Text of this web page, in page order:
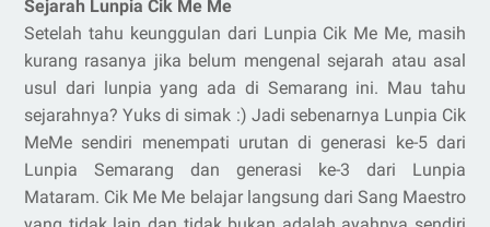
Sejarah Lunpia Cik Me Me
Setelah tahu keunggulan dari Lunpia Cik Me Me, masih
kurang rasanya jika belum mengenal sejarah atau asal
usul dari lunpia yang ada di Semarang ini. Mau tahu
sejarahnya? Yuks di simak :) Jadi sebenarnya Lunpia Cik
MeMe sendiri menempati urutan di generasi ke-5 dari
Lunpia Semarang dan generasi ke-3 dari Lunpia
Mataram. Cik Me Me belajar langsung dari Sang Maestro